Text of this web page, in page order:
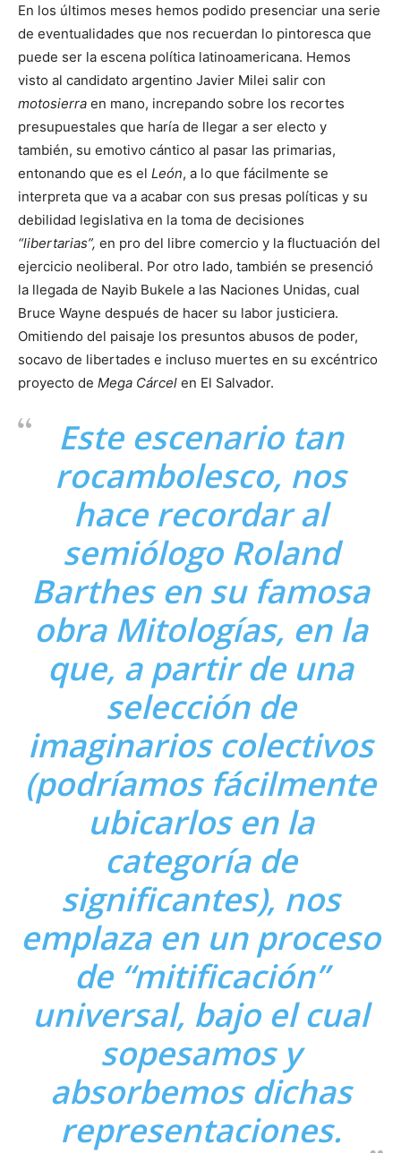
En los últimos meses hemos podido presenciar una serie
de eventualidades que nos recuerdan lo pintoresca que
puede ser la escena política latinoamericana. Hemos
visto al candidato argentino Javier Milei salir con
motosierra en mano, increpando sobre los recortes
presupuestales que haría de llegar a ser electo y
también, su emotivo cántico al pasar las primarias,
entonando que es el León, a lo que fácilmente se
interpreta que va a acabar con sus presas políticas y su
debilidad legislativa en la toma de decisiones
“libertarias”, en pro del libre comercio y la fluctuación del
ejercicio neoliberal. Por otro lado, también se presenció
la llegada de Nayib Bukele a las Naciones Unidas, cual
Bruce Wayne después de hacer su labor justiciera.
Omitiendo del paisaje los presuntos abusos de poder,
socavo de libertades e incluso muertes en su excéntrico
proyecto de Mega Cárcel en El Salvador.
Este escenario tan
rocambolesco, nos
hace recordar al
semiólogo Roland
Barthes en su famosa
obra Mitologías, en la
que, a partir de una
selección de
imaginarios colectivos
(podríamos fácilmente
ubicarlos en la
categoría de
significantes), nos
emplaza en un proceso
de “mitificación”
universal, bajo el cual
sopesamos y
absorbemos dichas
representaciones.